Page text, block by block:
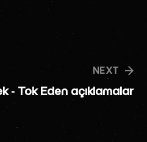
NEXT
- Tok Eden açıklamalar